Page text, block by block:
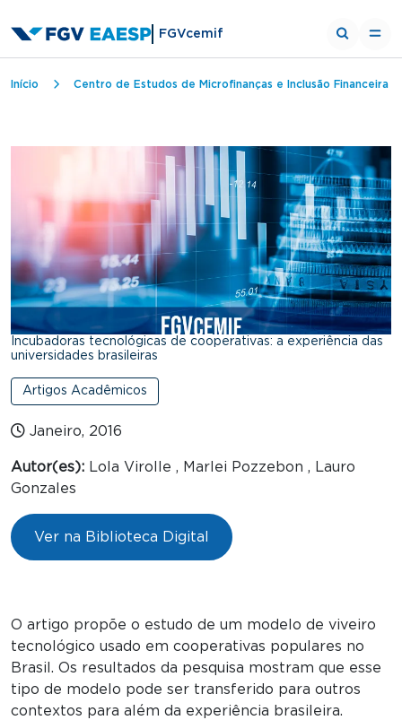
FGVcemif
Trilha de navegação
Início Centro de Estudos de Microfinanças e Inclusão Financeira
Incubadoras tecnológicas de cooperativas: a experiência das
universidades brasileiras
Artigos Acadêmicos
Janeiro, 2016
Autor(es): Lola Virolle , Marlei Pozzebon , Lauro
Gonzales
Ver na Biblioteca Digital
O artigo propõe o estudo de um modelo de viveiro
tecnológico usado em cooperativas populares no
Brasil. Os resultados da pesquisa mostram que esse
tipo de modelo pode ser transferido para outros
contextos para além da experiência brasileira.